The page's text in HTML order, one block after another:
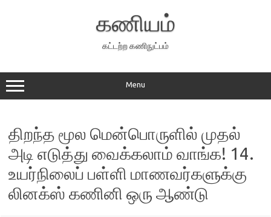
கணியம்
கட்டற்ற கணிநுட்பம்
Menu
திறந்த மூல மென்பொருளில் முதல்
அடி எடுத்து வைக்கலாம் வாங்க! 14.
உயர்நிலைப் பள்ளி மாணவர்களுக்கு
லினக்ஸ் கணினி ஒரு ஆண்டு